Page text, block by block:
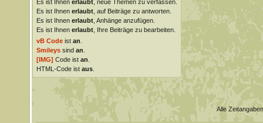
Es ist Ihnen erlaubt, neue Themen zu verfassen.
Es ist Ihnen erlaubt, auf Beiträge zu antworten.
Es ist Ihnen erlaubt, Anhänge anzufügen.
Es ist Ihnen erlaubt, Ihre Beiträge zu bearbeiten.
vB Codeist an
Smileyssind an
[IMG] Code ist an
HTML-Code ist aus.
Alle